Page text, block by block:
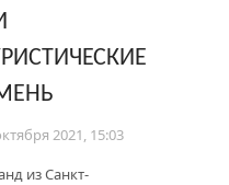
2021, 15:03
из Санкт-